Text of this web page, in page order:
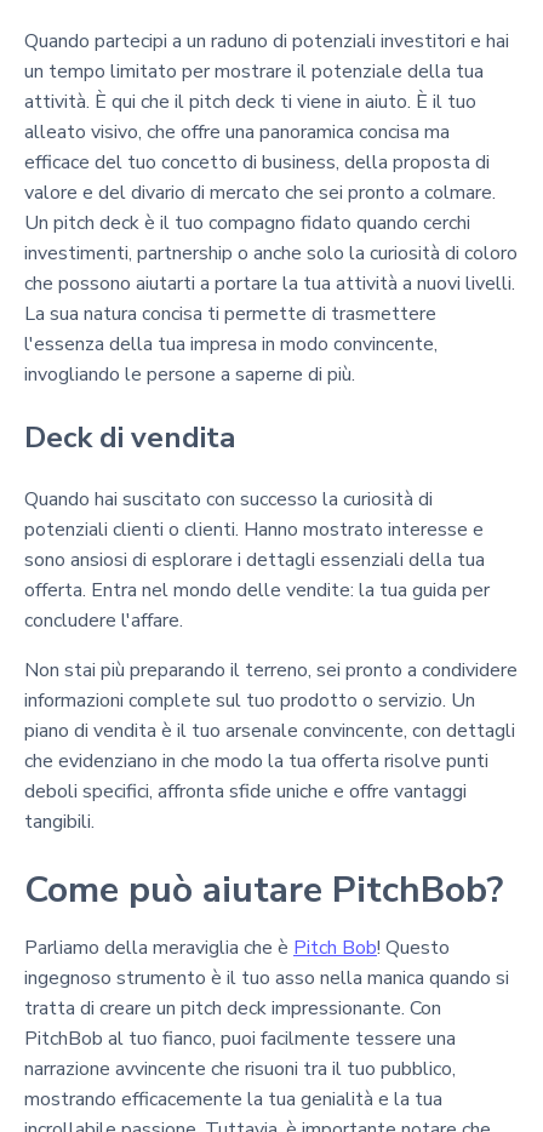
Quando partecipi a un raduno di potenziali investitori e hai
un tempo limitato per mostrare il potenziale della tua
attività. È qui che il pitch deck ti viene in aiuto. È il tuo
alleato visivo, che offre una panoramica concisa ma
efficace del tuo concetto di business, della proposta di
valore e del divario di mercato che sei pronto a colmare.
Un pitch deck è il tuo compagno fidato quando cerchi
investimenti, partnership o anche solo la curiosità di coloro
che possono aiutarti a portare la tua attività a nuovi livelli.
La sua natura concisa ti permette di trasmettere
l'essenza della tua impresa in modo convincente,
invogliando le persone a saperne di più.
Deck di vendita
Quando hai suscitato con successo la curiosità di
potenziali clienti o clienti. Hanno mostrato interesse e
sono ansiosi di esplorare i dettagli essenziali della tua
offerta. Entra nel mondo delle vendite: la tua guida per
concludere l'affare.
Non stai più preparando il terreno, sei pronto a condividere
informazioni complete sul tuo prodotto o servizio. Un
piano di vendita è il tuo arsenale convincente, con dettagli
che evidenziano in che modo la tua offerta risolve punti
deboli specifici, affronta sfide uniche e offre vantaggi
tangibili.
Come può aiutare PitchBob?
Parliamo della meraviglia che è Pitch Bob! Questo
ingegnoso strumento è il tuo asso nella manica quando si
tratta di creare un pitch deck impressionante. Con
PitchBob al tuo fianco, puoi facilmente tessere una
narrazione avvincente che risuoni tra il tuo pubblico,
mostrando efficacemente la tua genialità e la tua